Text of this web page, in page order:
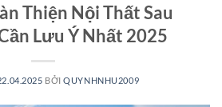
Thiện Nội Thất Sau
Lưu Ý Nhất 2025
BỞIQUYNHNHU2009